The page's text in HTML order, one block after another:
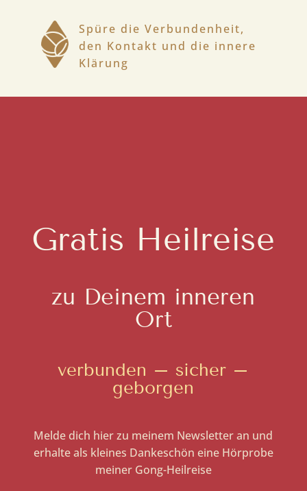
Spüre die Verbundenheit,
den Kontakt und die innere
Klärung
Gratis Heilreise
zu Deinem inneren
Ort
verbunden – sicher –
geborgen
Melde dich hier zu meinem Newsletter an und
erhalte als kleines Dankeschön eine Hörprobe
meiner Gong-Heilreise